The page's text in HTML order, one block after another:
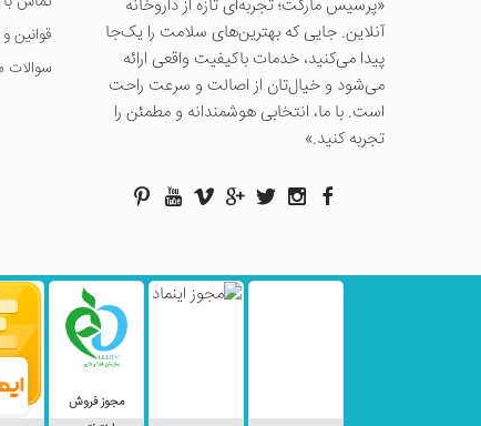
«پرسيس ماركت؛ تجربه‌ای تازه از داروخانه
آنلاین. جایی که بهترین‌های سلامت را یک‌جا
پیدا می‌کنید، خدمات باکیفیت واقعی ارائه
می‌شود و خیال‌تان از اصالت و سرعت راحت
است. با ما، انتخابی هوشمندانه و مطمئن را
تجربه کنید.»
قوانین
سوالات
مجوز فروش